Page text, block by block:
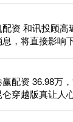
配资 和讯投顾高
息，将直接影响
配资 36.98万
穿越版真让人